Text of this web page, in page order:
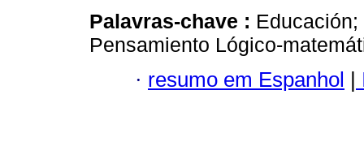
Palavras-chave :
Pensamiento Lógico-
· resumo em Espanhol |